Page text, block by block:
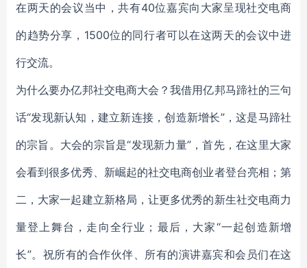
在两天的会议当中，共有40位嘉宾向大家呈现社交电商
的趋势分享，1500位的同行者可以在这两天的会议中进
行交流。
为什么要办亿邦社交电商大会？我借用亿邦马蹄社的三句
话“发现新认知，建立新连接，创造新增长”，这是马蹄社
的宗旨。大会的宗旨是“发现新力量”，首先，在这里大家
会看到很多优秀、新崛起的社交电商创业者登台亮相；第
二，大家一起建立新格局，让更多优秀的新生社交电商力
量登上舞台，走向全行业；最后，大家“一起创造新增
长”。祝所有的合作伙伴、所有的演讲嘉宾和会员们在这